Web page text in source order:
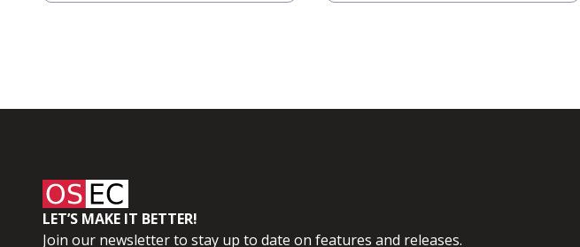
LET’S MAKE IT BETTER!
Join our newsletter to stay up to date on features and releases.